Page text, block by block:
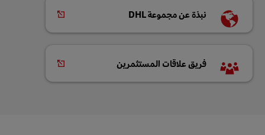
نبذة عن مجموعة DHL
فريق علاقات المستثمرين